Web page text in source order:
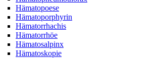
Hämatopoese
Hämatoporphyrin
Hämatorrhachis
Hämatorrhöe
Hämatosalpinx
Hämatoskopie